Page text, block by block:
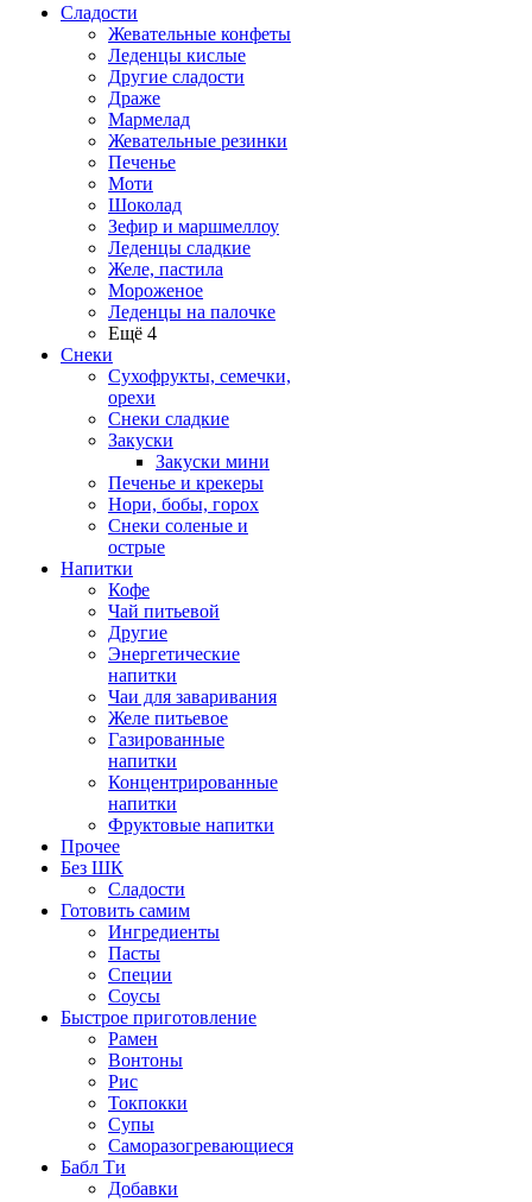
Сладости
Жевательные конфеты
Леденцы кислые
Другие сладости
Драже
Мармелад
Жевательные резинки
Печенье
Моти
Шоколад
Зефир и маршмеллоу
Леденцы сладкие
Желе, пастила
Мороженое
Леденцы на палочке
Ещё 4
Снеки
Сухофрукты, семечки,
орехи
Снеки сладкие
Закуски
Закуски мини
Печенье и крекеры
Нори, бобы, горох
Снеки соленые и
острые
Напитки
Кофе
Чай питьевой
Другие
Энергетические
напитки
Чаи для заваривания
Желе питьевое
Газированные
напитки
Концентрированные
напитки
Фруктовые напитки
Прочее
Без ШК
Сладости
Готовить самим
Ингредиенты
Пасты
Специи
Соусы
Быстрое приготовление
Рамен
Вонтоны
Рис
Токпокки
Супы
Саморазогревающиеся
Бабл Ти
Добавки